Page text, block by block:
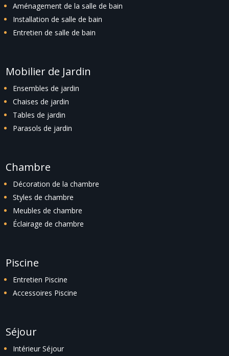
Aménagement de la salle de bain
Installation de salle de bain
Entretien de salle de bain
Mobilier de Jardin
Ensembles de jardin
Chaises de jardin
Tables de jardin
Parasols de jardin
Chambre
Décoration de la chambre
Styles de chambre
Meubles de chambre
Éclairage de chambre
Piscine
Entretien Piscine
Accessoires Piscine
Séjour
Intérieur Séjour